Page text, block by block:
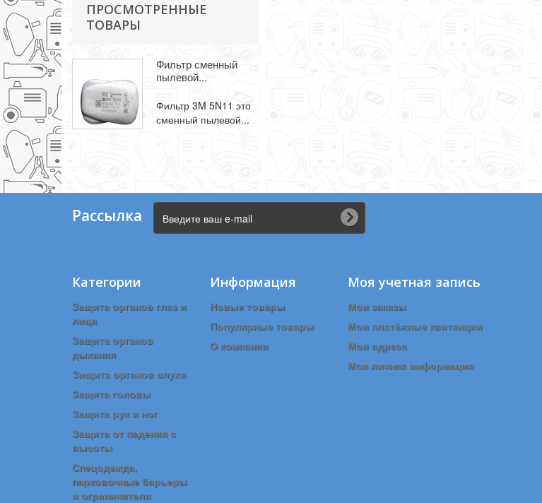
ПРОСМОТРЕННЫЕ
ТОВАРЫ
Фильтр сменный
пылевой...
Фильтр 3M 5N11 это
сменный пылевой...
Рассылка
Категории
Защита органов глаз и
лица
Защита органов
дыхания
Зищита органов слуха
Защита головы
Защита рук и ног
Защита от падения с
высоты
Спецодежда,
парковочные барьеры
и ограничители
Информация
Новые товары
Популярные товары
О компании
Моя учетная запись
Мои заказы
Мои платёжные квитанции
Мои адреса
Моя личная информация